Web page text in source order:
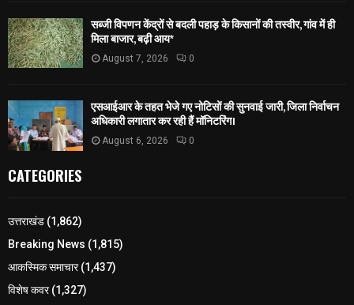
सब्जी विपणन केंद्रों से बदली पहाड़ के किसानों की तस्वीर, गांव में ही
मिला बाजार, बढ़ी आय*
August 7, 2026 0
एसआईआर के तहत भेजे गए नोटिसों की सुनवाई जारी, जिला निर्वाचन
अधिकारी लगातार कर रही हैं मॉनिटरिंग।
August 6, 2026 0
CATEGORIES
उत्तराखंड (1,862)
Breaking News (1,815)
आकस्मिक समाचार(1,437)
विशेष कवर(1,327)